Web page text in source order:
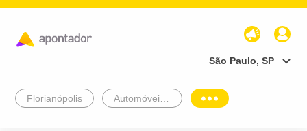
São Paulo, SP
Florianópolis